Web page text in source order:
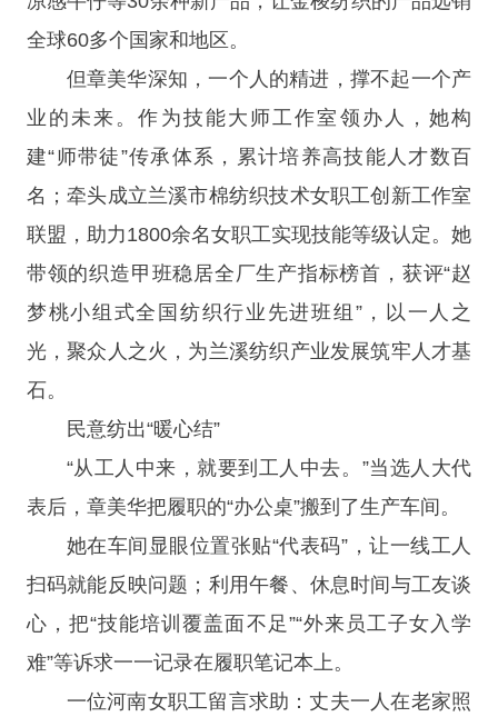
全球60多个国家和地区。
但章美华深知，一个人的精进，撑不起一个产
业的未来。作为技能大师工作室领办人，她构
建“师带徒”传承体系，累计培养高技能人才数百
名；牵头成立兰溪市棉纺织技术女职工创新工作室
联盟，助力1800余名女职工实现技能等级认定。她
带领的织造甲班稳居全厂生产指标榜首，获评“赵
梦桃小组式全国纺织行业先进班组”，以一人之
光，聚众人之火，为兰溪纺织产业发展筑牢人才基
石。
民意纺出“暖心结”
“从工人中来，就要到工人中去。”当选人大代
表后，章美华把履职的“办公桌”搬到了生产车间。
她在车间显眼位置张贴“代表码”，让一线工人
扫码就能反映问题；利用午餐、休息时间与工友谈
心，把“技能培训覆盖面不足”“外来员工子女入学
难”等诉求一一记录在履职笔记本上。
一位河南女职工留言求助：丈夫一人在老家照